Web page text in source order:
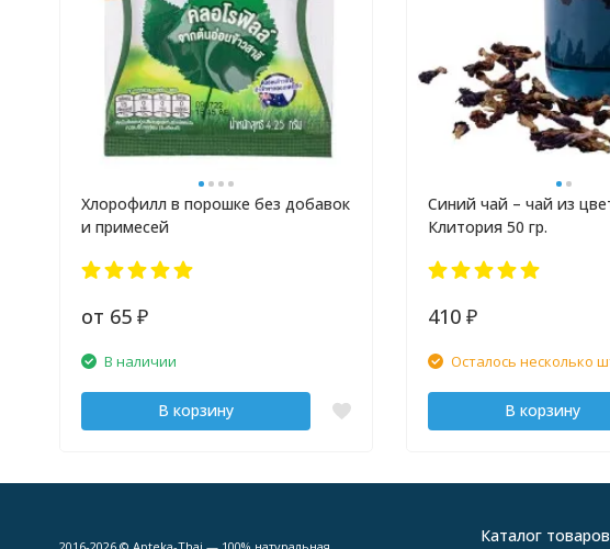
Хлорофилл в порошке без добавок
и примесей
от 65 ₽
В наличии
В корзину
Синий чай – чай из
Клитория 50 гр.
410₽
Осталось несколько
В корзину
Каталог товаров